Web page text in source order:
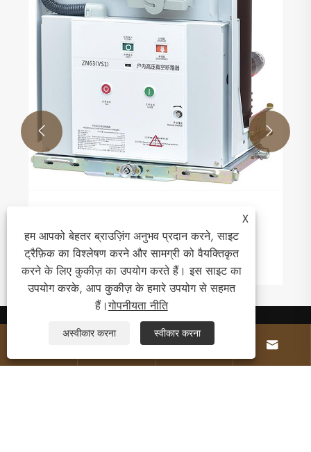
आधुनिक विद्युत वितरण के लिए वैक्यूम सर्किट ब्रेकर
सबसे स्मार्ट विकल्प क्यों हैं?
और देखें >>
 
 
X
हम आपको बेहतर ब्राउज़िंग अनुभव प्रदान करने, साइट
ट्रैफ़िक का विश्लेषण करने और सामग्री को वैयक्तिकृत
करने के लिए कुकीज़ का उपयोग करते हैं। इस साइट का
उपयोग करके, आप कुकीज़ के हमारे उपयोग से सहमत
हैं।गोपनीयता नीति
अस्वीकार करना स्वीकार करना